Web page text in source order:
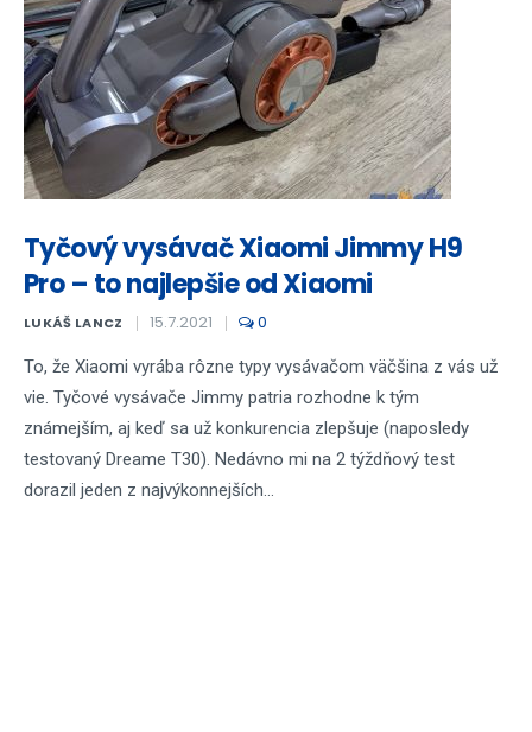
Tyčový vysávač Xiaomi Jimmy H9
Pro – to najlepšie od Xiaomi
LUKÁŠ LANCZ 15.7.2021 0
To, že Xiaomi vyrába rôzne typy vysávačom väčšina z vás už
vie. Tyčové vysávače Jimmy patria rozhodne k tým
známejším, aj keď sa už konkurencia zlepšuje (naposledy
testovaný Dreame T30). Nedávno mi na 2 týždňový test
dorazil jeden z najvýkonnejších...